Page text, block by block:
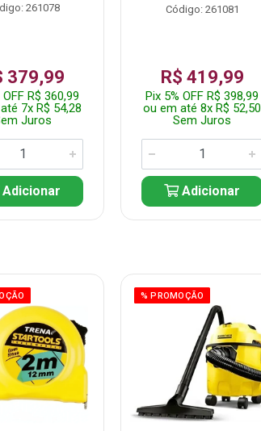
261078
379,99
OFF R$ 360,99
7x R$ 54,28
Juros
Adicionar
Código: 261081
R$ 419,99
Pix 5% OFF R$ 398,99
ou em até 8x R$ 52,50
Sem Juros
Adicionar
% PROMOÇÃO